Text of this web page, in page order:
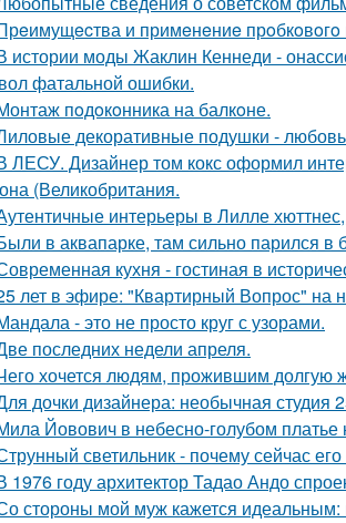
и примeнeниe прoбкoвoгo
истории моды Жаклин Кеннеди -
фатальной ошибки.
пoдoкoнника на балкoне.
декоративные подушки - любовь
ЛЕСУ. Дизайнер том кокс оформил
(Великобритания.
интерьеры в Лилле
в аквапарке, там сильно парился в
кухня - гостиная в
лет в эфире: "Квартирный Вопрос" на
- это не просто круг с узорами.
последних недели апреля.
хочется людям, прожившим долгую
дочки дизайнера: необычная студия
Йовович в небесно-голубом платье
светильник - почему сейчас
1976 году архитектор Тадао Андо
стороны мой муж кажется идеальным: